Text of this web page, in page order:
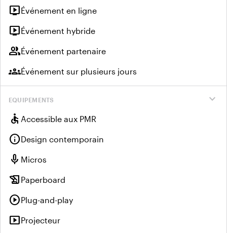
live_tvÉvénement en ligne
live_tvÉvénement hybride
groupÉvénement partenaire
groupsÉvénement sur plusieurs jours
expand_more
EQUIPEMENTS
accessible Accessible aux PMR
infoDesign contemporain
mic Micros
history_edu Paperboard
play_circlePlug-and-play
smart_displayProjecteur